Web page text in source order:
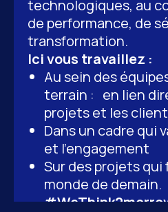
technologiques, au
de performance, de
transformation.
Ici vous travaillez :
Au sein des
terrain : en lien
projets et les
Dans un cadre qui
et l’engagement
Sur des projets
monde de demain.